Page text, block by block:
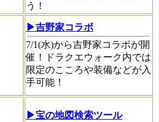
う！
▶吉野家コラボ
7/1(水)から吉野家コラボが開
催！ドラクエウォーク内では
限定のこころや装備などが入
手可能！
▶宝の地図検索ツール